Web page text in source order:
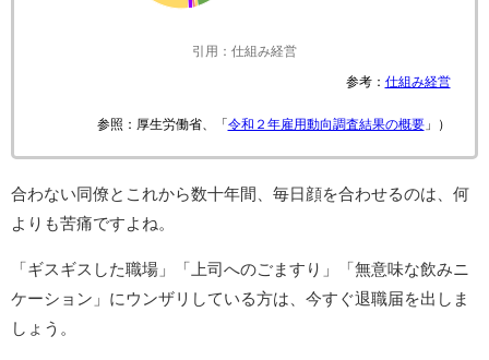
引用：仕組み経営
参考： 仕組み経営
参照：厚生労働省、「 令和２年雇用動向調査結果の概要」）
合わない同僚とこれから数十年間、毎日顔を合わせるのは、何
よりも苦痛ですよね。
「ギスギスした職場」「上司へのごますり」「無意味な飲みニ
ケーション」にウンザリしている方は、今すぐ退職届を出しま
しょう。